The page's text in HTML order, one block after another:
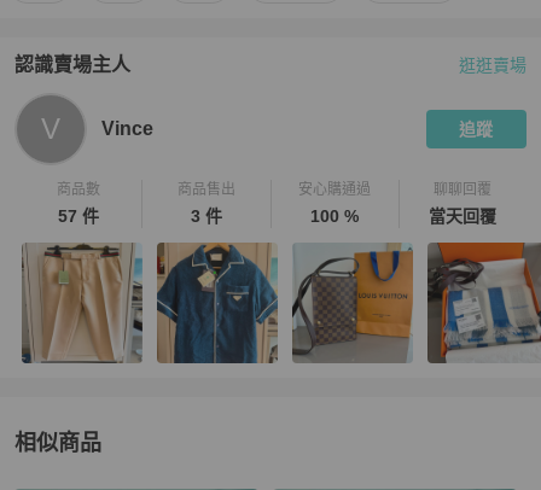
認識賣場主人
PopChill 拍拍圈嚴選賣家
逛逛賣場
V Vince 追蹤
商品數
57 件
商品售出
3 件
安心購通過
100 %
聊聊回覆
當天回覆
相似商品